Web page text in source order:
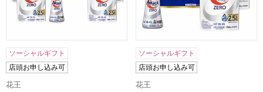
ソーシャルギフト
店頭お申し込み可
花王
ソーシャルギフト
店頭お申し込み可
花王